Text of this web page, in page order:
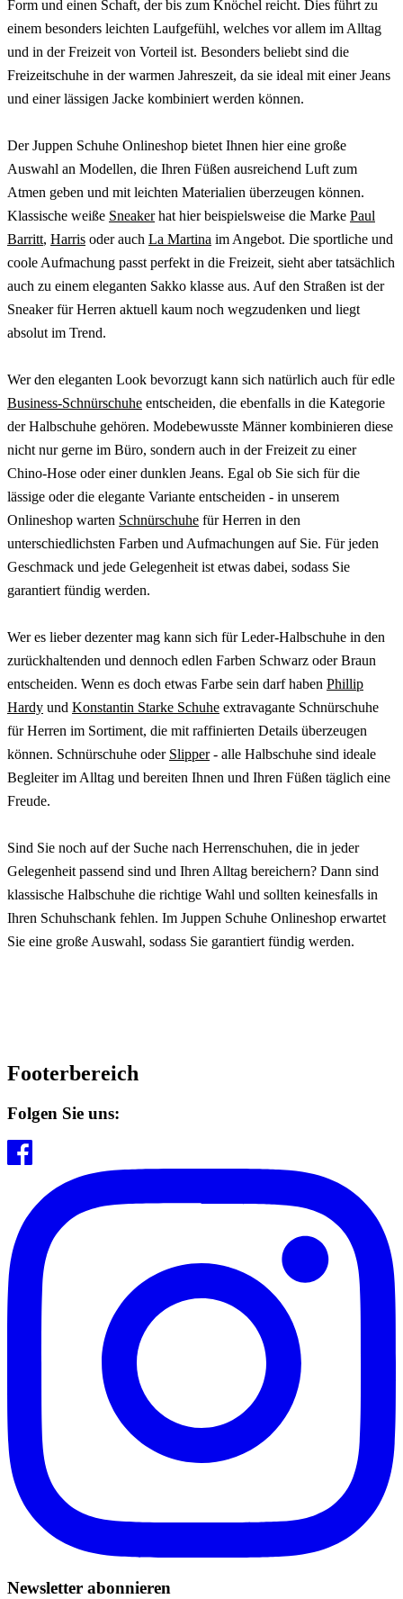
Form und einen Schaft, der bis zum Knöchel reicht. Dies führt zu
einem besonders leichten Laufgefühl, welches vor allem im Alltag
und in der Freizeit von Vorteil ist. Besonders beliebt sind die
Freizeitschuhe in der warmen Jahreszeit, da sie ideal mit einer Jeans
und einer lässigen Jacke kombiniert werden können.
Der Juppen Schuhe Onlineshop bietet Ihnen hier eine große
Auswahl an Modellen, die Ihren Füßen ausreichend Luft zum
Atmen geben und mit leichten Materialien überzeugen können.
Klassische weiße Sneakerhat hier beispielsweise die Marke Paul
Barritt, Harris oder auch La Martina im Angebot. Die sportliche und
coole Aufmachung passt perfekt in die Freizeit, sieht aber tatsächlich
auch zu einem eleganten Sakko klasse aus. Auf den Straßen ist der
Sneaker für Herren aktuell kaum noch wegzudenken und liegt
absolut im Trend.
Wer den eleganten Look bevorzugt kann sich natürlich auch für edle
Business-Schnürschuhe entscheiden, die ebenfalls in die Kategorie
der Halbschuhe gehören. Modebewusste Männer kombinieren diese
nicht nur gerne im Büro, sondern auch in der Freizeit zu einer
Chino-Hose oder einer dunklen Jeans. Egal ob Sie sich für die
lässige oder die elegante Variante entscheiden - in unserem
Onlineshop warten Schnürschuhe für Herren in den
unterschiedlichsten Farben und Aufmachungen auf Sie. Für jeden
Geschmack und jede Gelegenheit ist etwas dabei, sodass Sie
garantiert fündig werden.
Wer es lieber dezenter mag kann sich für Leder-Halbschuhe in den
zurückhaltenden und dennoch edlen Farben Schwarz oder Braun
entscheiden. Wenn es doch etwas Farbe sein darf haben Phillip
Hardy und Konstantin Starke Schuhe extravagante Schnürschuhe
für Herren im Sortiment, die mit raffinierten Details überzeugen
können. Schnürschuhe oder Slipper- alle Halbschuhe sind ideale
Begleiter im Alltag und bereiten Ihnen und Ihren Füßen täglich eine
Freude.
Sind Sie noch auf der Suche nach Herrenschuhen, die in jeder
Gelegenheit passend sind und Ihren Alltag bereichern? Dann sind
klassische Halbschuhe die richtige Wahl und sollten keinesfalls in
Ihren Schuhschank fehlen. Im Juppen Schuhe Onlineshop erwartet
Sie eine große Auswahl, sodass Sie garantiert fündig werden.
Footerbereich
Folgen Sie uns:
Newsletter abonnieren